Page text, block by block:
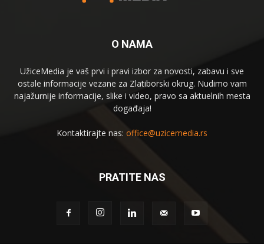
O NAMA
UžiceMedia je vaš prvi i pravi izbor za novosti, zabavu i sve
ostale informacije vezane za Zlatiborski okrug. Nudimo vam
najažurnije informacije, slike i video, pravo sa aktuelnih mesta
događaja!
Kontaktirajte nas: office@uzicemedia.rs
PRATITE NAS